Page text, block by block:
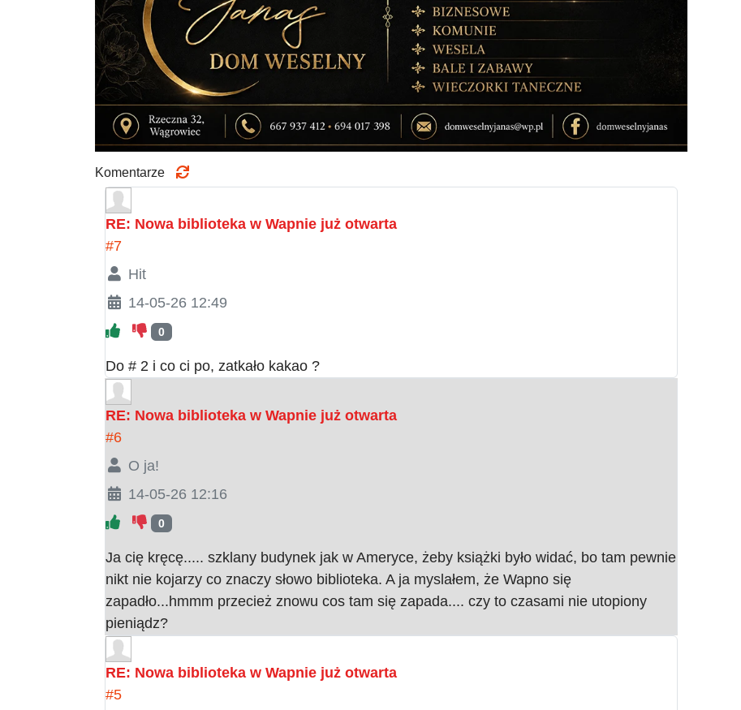
Komentarze
RE: Nowa biblioteka w Wapnie już otwarta
#7
Hit
14-05-26 12:49
0
Do # 2 i co ci po, zatkało kakao ?
RE: Nowa biblioteka w Wapnie już otwarta
#6
O ja!
14-05-26 12:16
0
Ja cię kręcę..... szklany budynek jak w Ameryce, żeby książki było widać, bo tam pewnie
nikt nie kojarzy co znaczy słowo biblioteka. A ja myslałem, że Wapno się
zapadło...hmmm przecież znowu cos tam się zapada.... czy to czasami nie utopiony
pieniądz?
RE: Nowa biblioteka w Wapnie już otwarta
#5